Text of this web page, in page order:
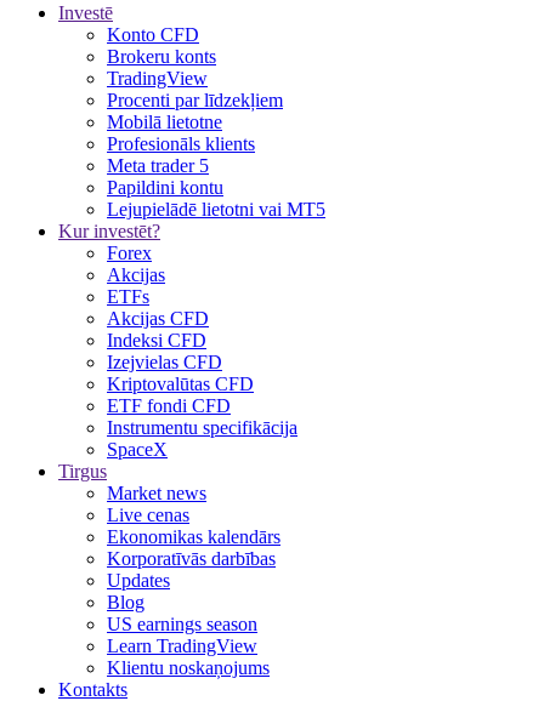
Investē
Konto CFD
Brokeru konts
TradingView
Procenti par līdzekļiem
Mobilā lietotne
Profesionāls klients
Meta trader 5
Papildini kontu
Lejupielādē lietotni vai MT5
Kur investēt?
Forex
Akcijas
ETFs
Akcijas CFD
Indeksi CFD
Izejvielas CFD
Kriptovalūtas CFD
ETF fondi CFD
Instrumentu specifikācija
SpaceX
Tirgus
Market news
Live cenas
Ekonomikas kalendārs
Korporatīvās darbības
Updates
Blog
US earnings season
Learn TradingView
Klientu noskaņojums
Kontakts